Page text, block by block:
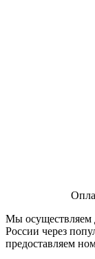
Мы осуществляем
России через
предоставляем